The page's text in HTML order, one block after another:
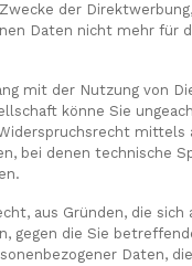
der
Daten nicht mehr für
mit der Nutzung von
könne Sie
bei denen technische
aus Gründen, die sich
gegen die Sie
Daten,